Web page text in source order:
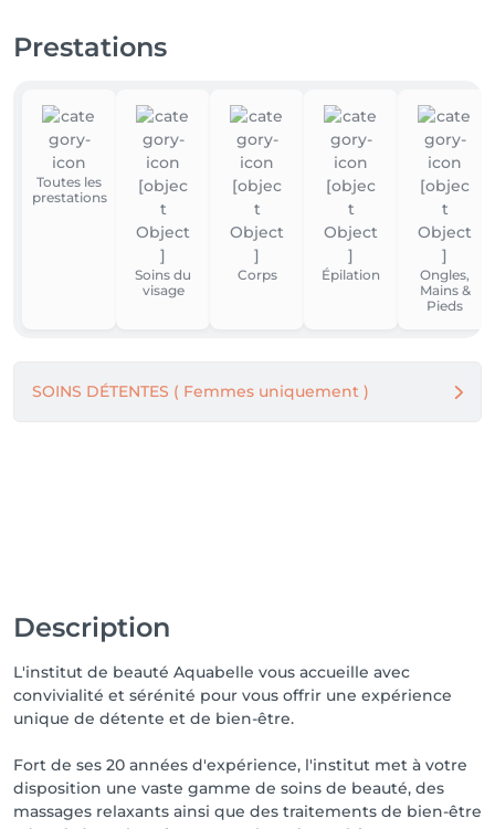
Prestations
Toutes les
prestations
Soins du
visage
Corps Épilation
Ongles,
Mains &
Pieds
SOINS DÉTENTES ( Femmes uniquement )
Description
L'institut de beauté Aquabelle vous accueille avec
convivialité et sérénité pour vous offrir une expérience
unique de détente et de bien-être.
Fort de ses 20 années d'expérience, l'institut met à votre
disposition une vaste gamme de soins de beauté, des
massages relaxants ainsi que des traitements de bien-être